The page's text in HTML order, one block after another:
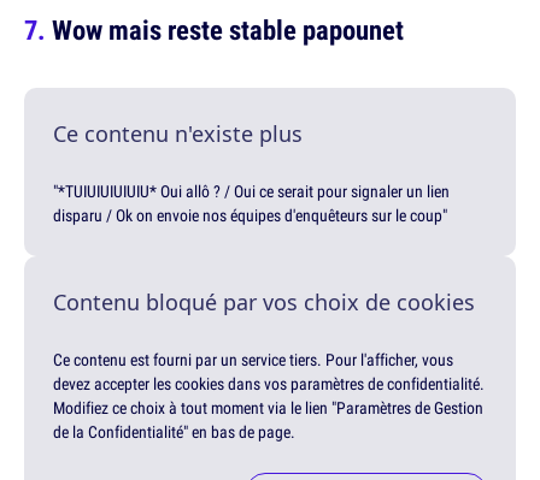
Wow mais reste stable papounet
Ce contenu n'existe plus
"*TUIUIUIUIUIU* Oui allô ? / Oui ce serait pour signaler un lien
disparu / Ok on envoie nos équipes d'enquêteurs sur le coup"
Contenu bloqué par vos choix de cookies
Ce contenu est fourni par un service tiers. Pour l'afficher, vous
devez accepter les cookies dans vos paramètres de confidentialité.
Modifiez ce choix à tout moment via le lien "Paramètres de Gestion
de la Confidentialité" en bas de page.